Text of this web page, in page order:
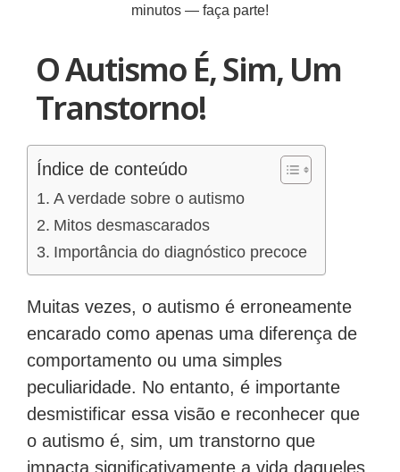
minutos — faça parte!
O Autismo É, Sim, Um
Transtorno!
Índice de conteúdo
A verdade sobre o autismo
Mitos desmascarados
Importância do diagnóstico precoce
Muitas vezes, o autismo é erroneamente
encarado como apenas uma diferença de
comportamento ou uma simples
peculiaridade. No entanto, é importante
desmistificar essa visão e reconhecer que
o autismo é, sim, um transtorno que
impacta significativamente a vida daqueles